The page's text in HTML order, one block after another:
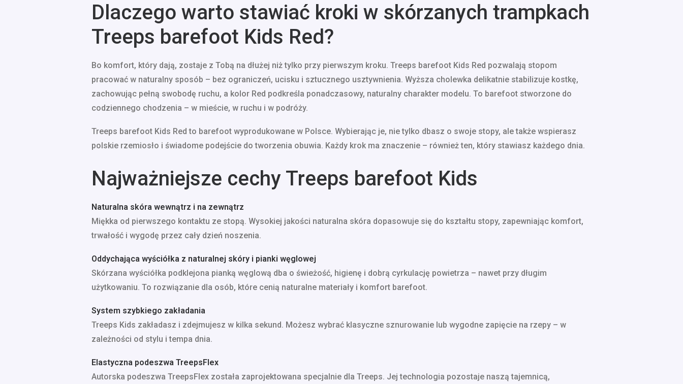
Dlaczego warto stawiać kroki w skórzanych trampkach
Treeps barefoot Kids Red?
Bo komfort, który dają, zostaje z Tobą na dłużej niż tylko przy pierwszym kroku. Treeps barefoot Kids Red pozwalają stopom
pracować w naturalny sposób – bez ograniczeń, ucisku i sztucznego usztywnienia. Wyższa cholewka delikatnie stabilizuje kostkę,
zachowując pełną swobodę ruchu, a kolor Red podkreśla ponadczasowy, naturalny charakter modelu. To barefoot stworzone do
codziennego chodzenia – w mieście, w ruchu i w podróży.
Treeps barefoot Kids Red to barefoot wyprodukowane w Polsce. Wybierając je, nie tylko dbasz o swoje stopy, ale także wspierasz
polskie rzemiosło i świadome podejście do tworzenia obuwia. Każdy krok ma znaczenie – również ten, który stawiasz każdego dnia.
Najważniejsze cechy Treeps barefoot Kids
Naturalna skóra wewnątrz i na zewnątrz
Miękka od pierwszego kontaktu ze stopą. Wysokiej jakości naturalna skóra dopasowuje się do kształtu stopy, zapewniając komfort,
trwałość i wygodę przez cały dzień noszenia.
Oddychająca wyściółka z naturalnej skóry i pianki węglowej
Skórzana wyściółka podklejona pianką węglową dba o świeżość, higienę i dobrą cyrkulację powietrza – nawet przy długim
użytkowaniu. To rozwiązanie dla osób, które cenią naturalne materiały i komfort barefoot.
System szybkiego zakładania
Treeps Kids zakładasz i zdejmujesz w kilka sekund. Możesz wybrać klasyczne sznurowanie lub wygodne zapięcie na rzepy – w
zależności od stylu i tempa dnia.
Elastyczna podeszwa TreepsFlex
Autorska podeszwa TreepsFlex została zaprojektowana specjalnie dla Treeps. Jej technologia pozostaje naszą tajemnicą,